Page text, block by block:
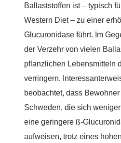
Ballaststoffen ist – typisch
Western Diet – zu einer
Glucuronidase führt. Im
der Verzehr von vielen
pflanzlichen Lebensmitteln
verringern.
beobachtet, dass
Schweden, die sich
eine geringere ß-
aufweisen, trotz eines